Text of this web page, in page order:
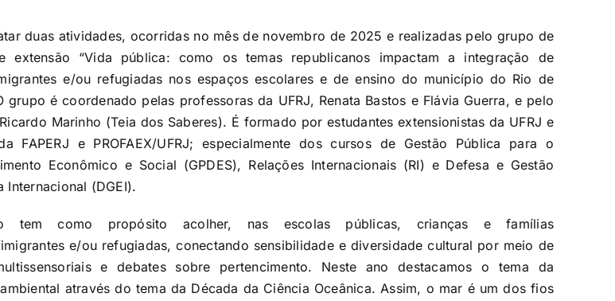
duas atividades, ocorridas no mês de novembro de 2025 e realizadas pelo grupo de
extensão “Vida pública: como os temas republicanos impactam a integração de
e/ou refugiadas nos espaços escolares e de ensino do município do Rio de
grupo é coordenado pelas professoras da UFRJ, Renata Bastos e Flávia Guerra, e pelo
Marinho (Teia dos Saberes). É formado por estudantes extensionistas da UFRJ e
FAPERJ e PROFAEX/UFRJ; especialmente dos cursos de Gestão Pública para o
Econômico e Social (GPDES), Relações Internacionais (RI) e Defesa e Gestão
Internacional (DGEI).
tem como propósito acolher, nas escolas públicas, crianças e famílias
e/ou refugiadas, conectando sensibilidade e diversidade cultural por meio de
e debates sobre pertencimento. Neste ano destacamos o tema da
através do tema da Década da Ciência Oceânica. Assim, o mar é um dos fios